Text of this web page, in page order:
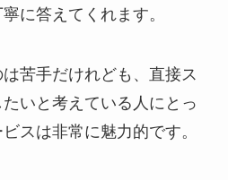
に答えてくれます。
苦手だけれども、直接ス
いと考えている人にとっ
スは非常に魅力的です。